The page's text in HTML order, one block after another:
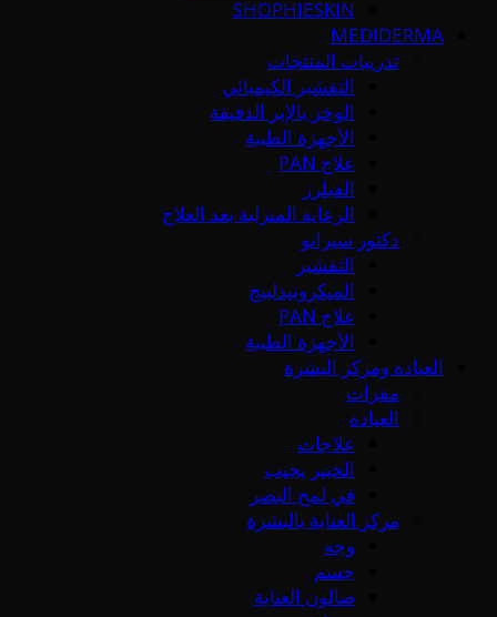
SHOPHIESKIN
MEDIDERMA
تدريبات المنتجات
التقشير الكيميائي
الوخز بالإبر الدقيقة
الأجهزة الطبية
علاج PAN
الفيلرز
الرعاية المنزلية بعد العلاج
دكتور سيرانو
التقشير
الميكرونيدلينج
علاج PAN
الأجهزة الطبية
العيادة ومركز البشرة
مقرات
العيادة
علاجات
الخبير يجيب
في لمح البصر
مركز العناية بالبشرة
وجه
جسم
صالون العناية